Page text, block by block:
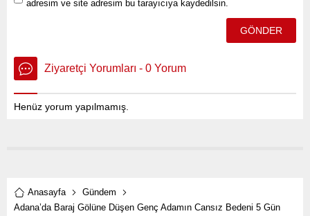
adresim ve site adresim bu tarayıcıya kaydedilsin.
Ziyaretçi Yorumları - 0 Yorum
Henüz yorum yapılmamış.
Anasayfa
Gündem
Adana’da Baraj Gölüne Düşen Genç Adamın Cansız Bedeni 5 Gün